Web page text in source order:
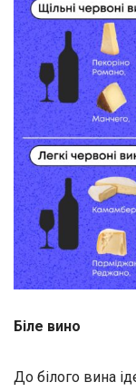
Біле вино
До білого вина